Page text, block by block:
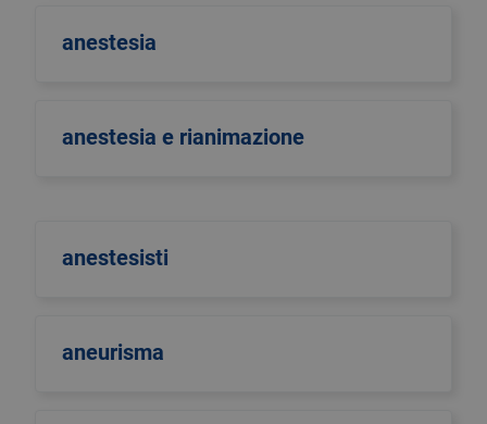
anestesia
anestesia e rianimazione
anestesisti
aneurisma